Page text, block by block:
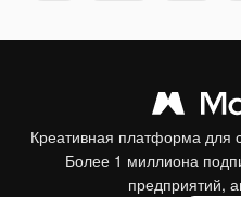
Креативная платформа для
Более 1 миллиона
предприятий,